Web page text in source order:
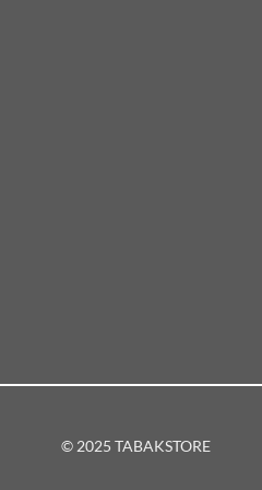
© 2025 TABAKSTORE